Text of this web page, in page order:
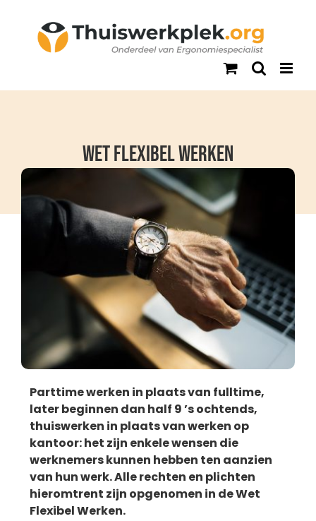
Wet flexibel werken
Parttime werken in plaats van fulltime,
later beginnen dan half 9 ’s ochtends,
thuiswerken in plaats van werken op
kantoor: het zijn enkele wensen die
werknemers kunnen hebben ten aanzien
van hun werk. Alle rechten en plichten
hieromtrent zijn opgenomen in de Wet
Flexibel Werken.